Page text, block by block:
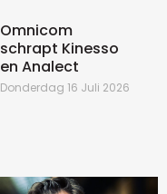
Omnicom
schrapt Kinesso
en Analect
Donderdag 16 Juli 2026